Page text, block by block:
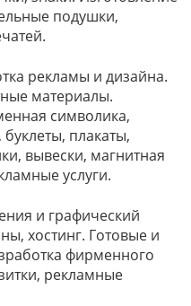
подушки,
рекламы и дизайна.
материалы.
символика,
плакаты,
вывески, магнитная
услуги.
и графический
хостинг. Готовые и
фирменного
рекламные